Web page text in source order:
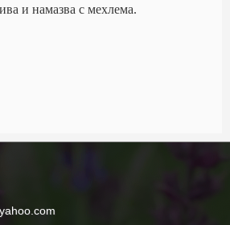
и намазва с мехлема.